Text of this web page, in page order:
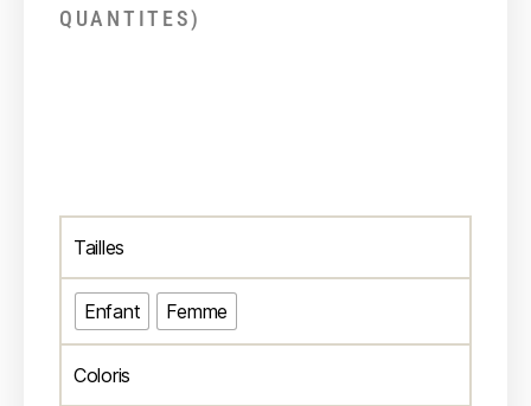
QUANTITES)
Tailles
Enfant Femme
Coloris